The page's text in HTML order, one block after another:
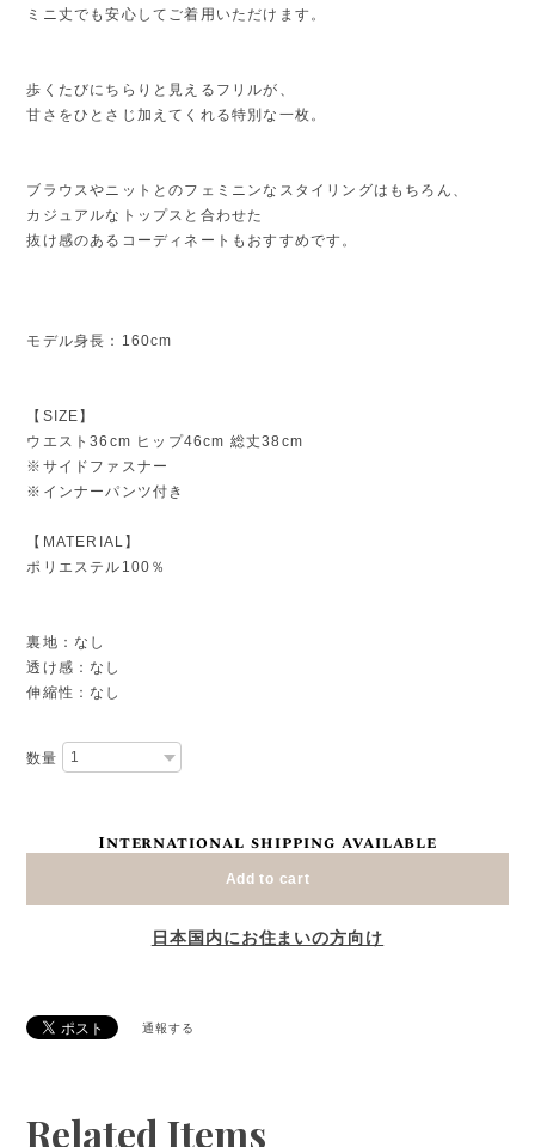
ミニ丈でも安心してご着用いただけます。
歩くたびにちらりと見えるフリルが、
甘さをひとさじ加えてくれる特別な一枚。
ブラウスやニットとのフェミニンなスタイリングはもちろん、
カジュアルなトップスと合わせた
抜け感のあるコーディネートもおすすめです。
モデル身長：160cm
【SIZE】
ウエスト36cm ヒップ46cm 総丈38cm
※サイドファスナー
※インナーパンツ付き
【MATERIAL】
ポリエステル100％
裏地：なし
透け感：なし
伸縮性：なし
数量
International shipping available
Add to cart
日本国内にお住まいの方向け
通報する
Related Items